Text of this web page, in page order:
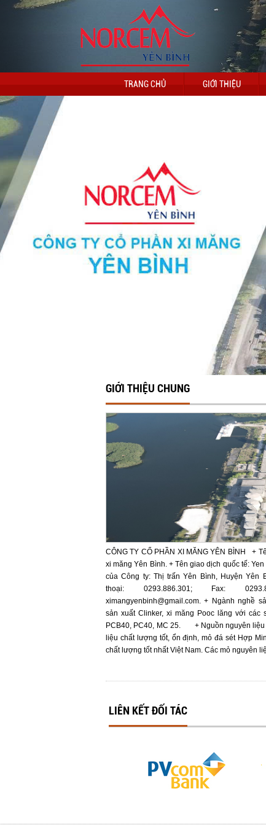
TRANG CHỦ GIỚI THIỆU
GIỚI THIỆU CHUNG
CÔNG TY CỔ PHẦN XI MĂNG YÊN BÌNH +
xi măng Yên Bình. + Tên giao dịch quốc tế:
của Công ty: Thị trấn Yên Bình, Huyện Yên
thoại: 0293.886.301; Fax:
ximangyenbinh@gmail.com. + Ngành nghề
sản xuất Clinker, xi măng Pooc lăng với các
PCB40, PC40, MC 25. + Nguồn nguyên liệu
liệu chất lượng tốt, ổn định, mỏ đá sét Hợp
chất lượng tốt nhất Việt Nam. Các mỏ nguyên
LIÊN KẾT ĐỐI TÁC